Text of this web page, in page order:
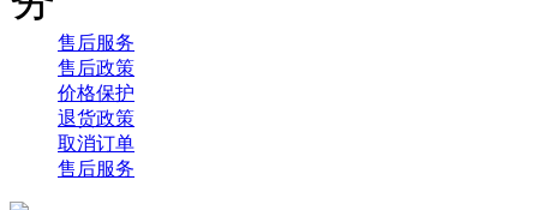
售后服务
售后政策
价格保护
退货政策
取消订单
售后服务